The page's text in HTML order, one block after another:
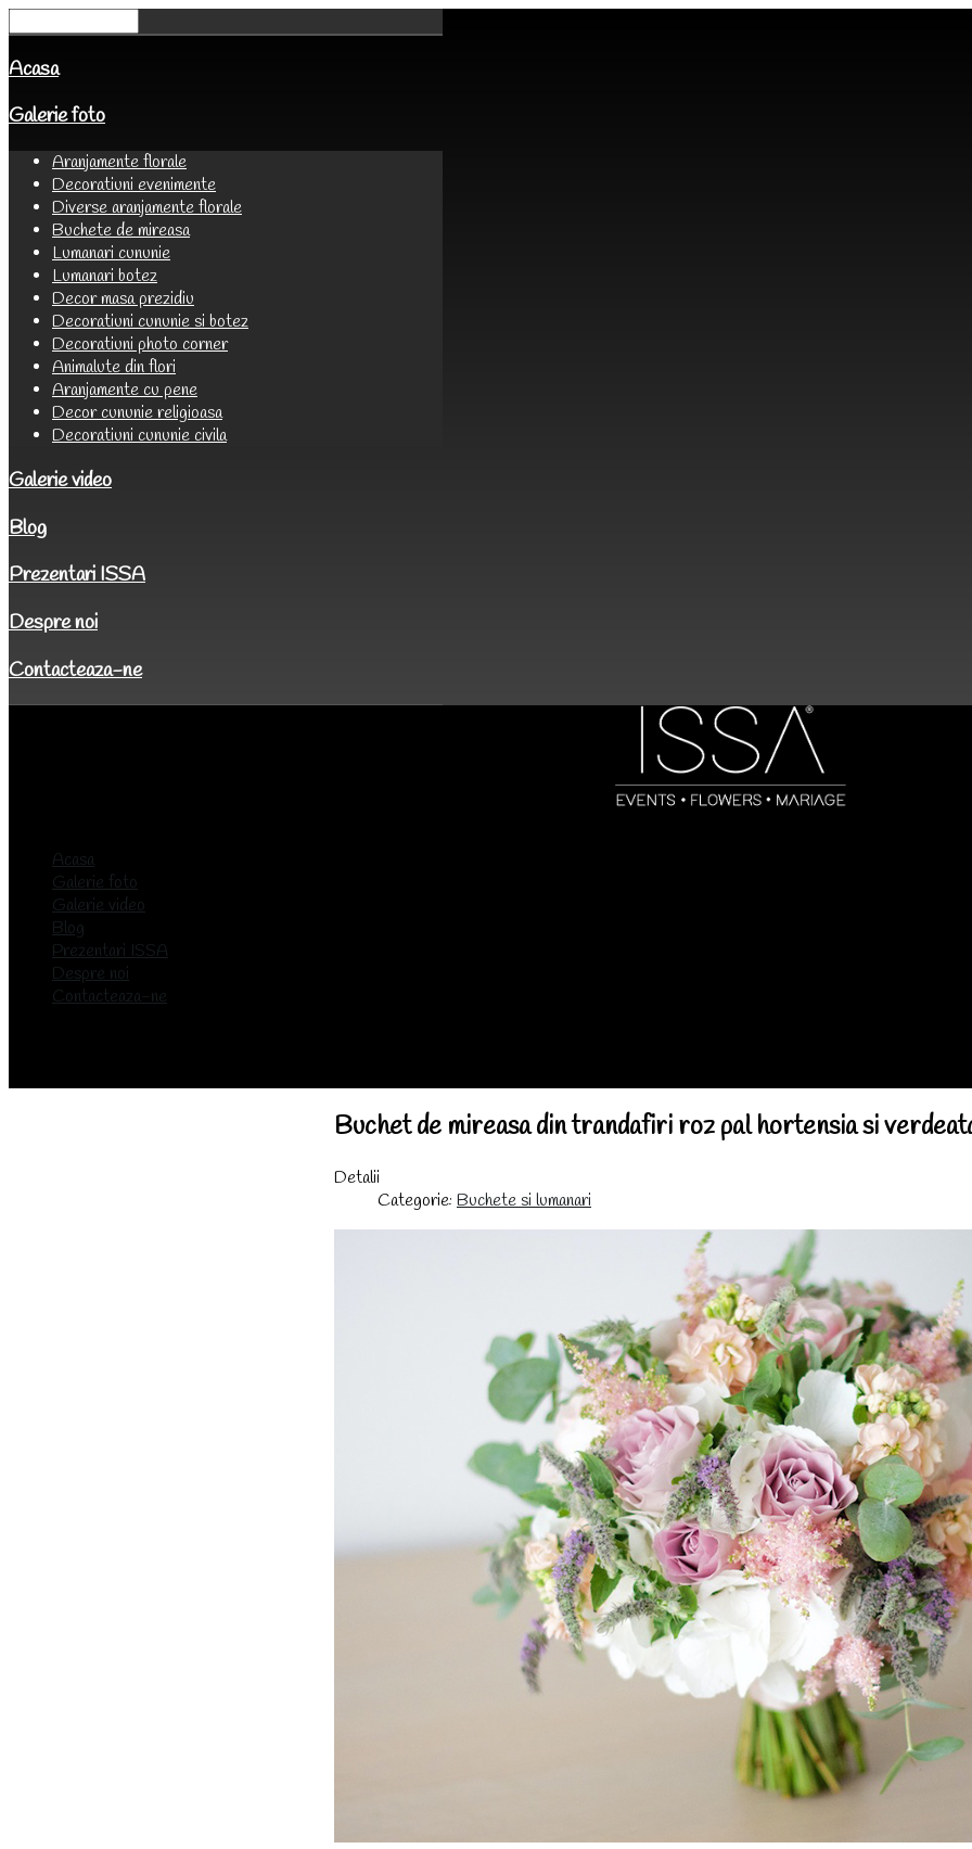
Acasa
Galerie foto
Aranjamente florale
Decoratiuni evenimente
Diverse aranjamente florale
Buchete de mireasa
Lumanari cununie
Lumanari botez
Decor masa prezidiu
Decoratiuni cununie si botez
Decoratiuni photo corner
Animalute din flori
Aranjamente cu pene
Decor cununie religioasa
Decoratiuni cununie civila
Galerie video
Blog
Prezentari ISSA
Despre noi
Contacteaza-ne
Acasa
Galerie foto
Galerie video
Blog
Prezentari ISSA
Despre noi
Contacteaza-ne
Buchet de mireasa din trandafiri roz pal hortensia si
Detalii
Categorie: Buchete si lumanari